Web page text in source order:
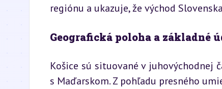
regiónu a ukazuje, že východ
Geografická poloha a základné
Košice sú situované v
s Maďarskom. Z pohľadu presného